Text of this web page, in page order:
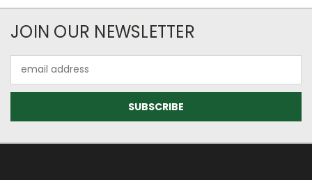
JOIN OUR NEWSLETTER
Address